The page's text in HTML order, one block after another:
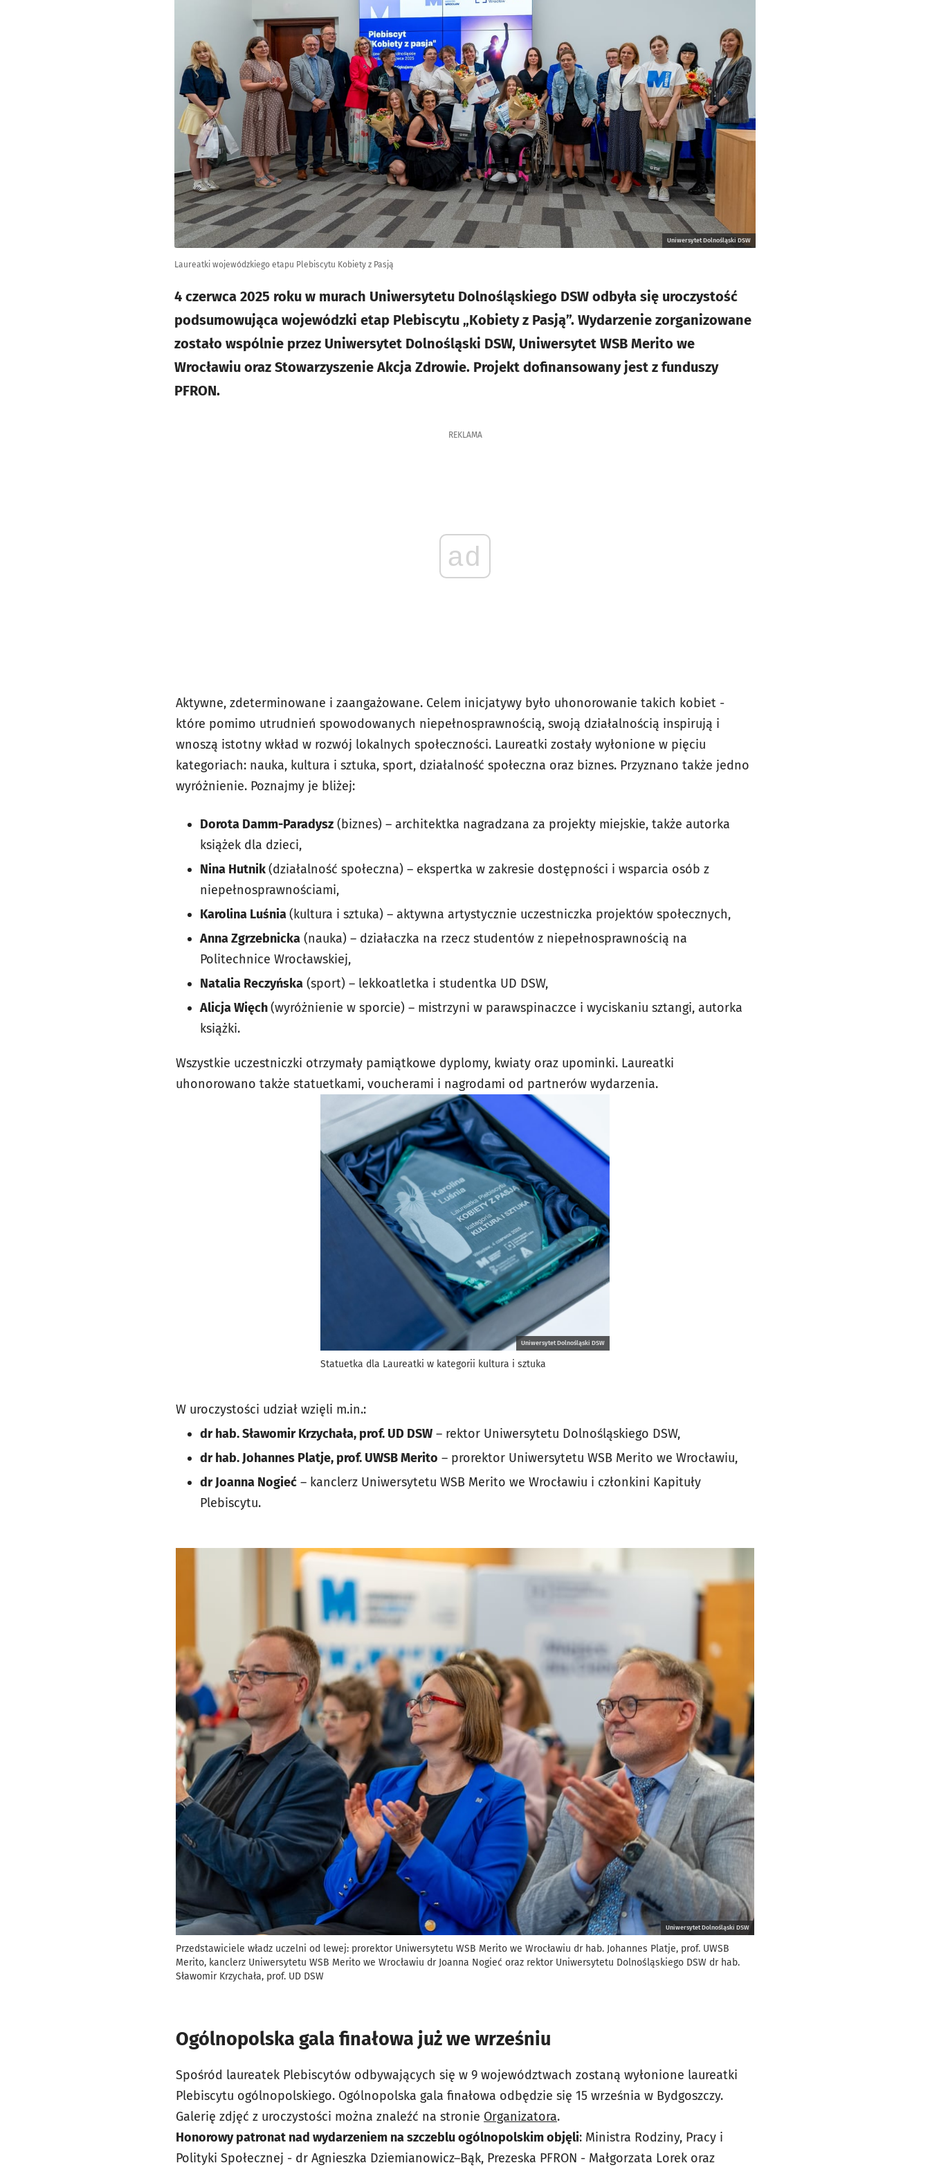
Uniwersytet Dolnośląski DSW
Laureatki wojewódzkiego etapu Plebiscytu Kobiety z Pasją
4 czerwca 2025 roku w murach Uniwersytetu Dolnośląskiego DSW odbyła się uroczystość
podsumowująca wojewódzki etap Plebiscytu „Kobiety z Pasją”. Wydarzenie zorganizowane
zostało wspólnie przez Uniwersytet Dolnośląski DSW, Uniwersytet WSB Merito we
Wrocławiu oraz Stowarzyszenie Akcja Zdrowie. Projekt dofinansowany jest z funduszy
PFRON.
REKLAMA
ad
Aktywne, zdeterminowane i zaangażowane. Celem inicjatywy było uhonorowanie takich kobiet -
które pomimo utrudnień spowodowanych niepełnosprawnością, swoją działalnością inspirują i
wnoszą istotny wkład w rozwój lokalnych społeczności. Laureatki zostały wyłonione w pięciu
kategoriach: nauka, kultura i sztuka, sport, działalność społeczna oraz biznes. Przyznano także jedno
wyróżnienie. Poznajmy je bliżej:
Dorota Damm-Paradysz (biznes) – architektka nagradzana za projekty miejskie, także autorka
książek dla dzieci,
Nina Hutnik(działalność społeczna) – ekspertka w zakresie dostępności i wsparcia osób z
niepełnosprawnościami,
Karolina Luśnia(kultura i sztuka) – aktywna artystycznie uczestniczka projektów społecznych,
Anna Zgrzebnicka (nauka) – działaczka na rzecz studentów z niepełnosprawnością na
Politechnice Wrocławskiej,
Natalia Reczyńska (sport) – lekkoatletka i studentka UD DSW,
Alicja Więch(wyróżnienie w sporcie) – mistrzyni w parawspinaczce i wyciskaniu sztangi, autorka
książki.
Wszystkie uczestniczki otrzymały pamiątkowe dyplomy, kwiaty oraz upominki. Laureatki
uhonorowano także statuetkami, voucherami i nagrodami od partnerów wydarzenia.
Uniwersytet Dolnośląski DSW
Statuetka dla Laureatki w kategorii kultura i sztuka
W uroczystości udział wzięli m.in.:
dr hab. Sławomir Krzychała, prof. UD DSW – rektor Uniwersytetu Dolnośląskiego DSW,
dr hab. Johannes Platje, prof. UWSB Merito – prorektor Uniwersytetu WSB Merito we Wrocławiu,
dr Joanna Nogieć – kanclerz Uniwersytetu WSB Merito we Wrocławiu i członkini Kapituły
Plebiscytu.
Uniwersytet Dolnośląski DSW
Przedstawiciele władz uczelni od lewej: prorektor Uniwersytetu WSB Merito we Wrocławiu dr hab. Johannes Platje, prof. UWSB
Merito, kanclerz Uniwersytetu WSB Merito we Wrocławiu dr Joanna Nogieć oraz rektor Uniwersytetu Dolnośląskiego DSW dr hab.
Sławomir Krzychała, prof. UD DSW
Ogólnopolska gala finałowa już we wrześniu
Spośród laureatek Plebiscytów odbywających się w 9 województwach zostaną wyłonione laureatki
Plebiscytu ogólnopolskiego. Ogólnopolska gala finałowa odbędzie się 15 września w Bydgoszczy.
Galerię zdjęć z uroczystości można znaleźć na stronie Organizatora.
Honorowy patronat nad wydarzeniem na szczeblu ogólnopolskim objęli: Ministra Rodziny, Pracy i
Polityki Społecznej - dr Agnieszka Dziemianowicz–Bąk, Prezeska PFRON - Małgorzata Lorek oraz